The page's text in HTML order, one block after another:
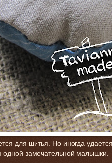
для шитья. Но иногда
замечательной малышки.